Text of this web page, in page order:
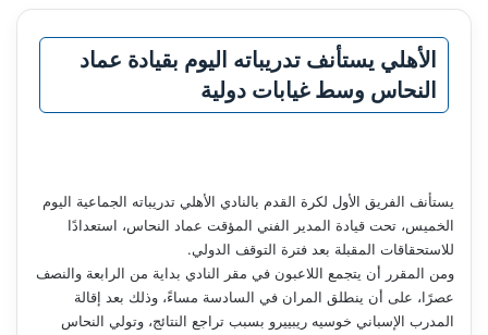
الأهلي يستأنف تدريباته اليوم بقيادة عماد
النحاس وسط غيابات دولية
يستأنف الفريق الأول لكرة القدم بالنادي الأهلي تدريباته الجماعية اليوم
الخميس، تحت قيادة المدير الفني المؤقت عماد النحاس، استعدادًا
للاستحقاقات المقبلة بعد فترة التوقف الدولي.
ومن المقرر أن يتجمع اللاعبون في مقر النادي بداية من الرابعة والنصف
عصرًا، على أن ينطلق المران في السادسة مساءً، وذلك بعد إقالة
المدرب الإسباني خوسيه ريبييرو بسبب تراجع النتائج، وتولي النحاس